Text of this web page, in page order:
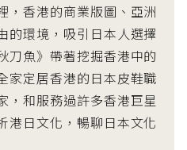
，香港的商業版圖、亞洲
的環境，吸引日本人選擇
刀魚》帶著挖掘香港中的
家定居香港的日本皮鞋職
，和服務過許多香港巨星
港日文化，暢聊日本文化